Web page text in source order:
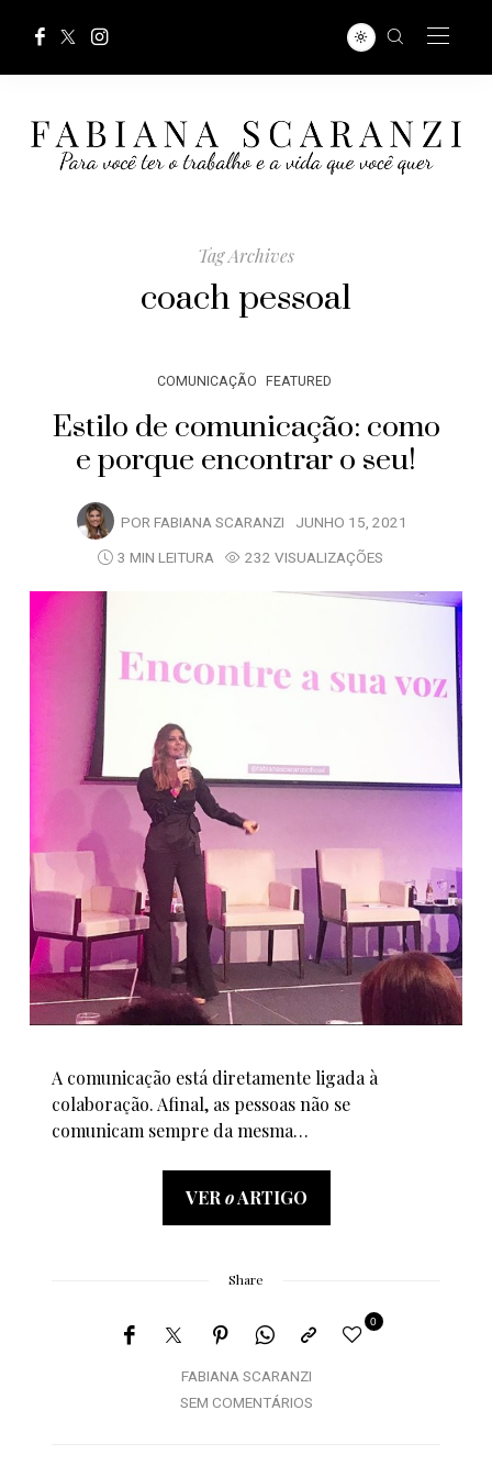
Tag Archives
coach pessoal
COMUNICAÇÃO FEATURED
Estilo de comunicação: como
e porque encontrar o seu!
POR FABIANA SCARANZI JUNHO 15, 2021
3 MIN LEITURA
232 VISUALIZAÇÕES
A comunicação está diretamente ligada à
colaboração. Afinal, as pessoas não se
comunicam sempre da mesma…
VERoARTIGO
Share
FABIANA SCARANZI
0
SEM COMENTÁRIOS